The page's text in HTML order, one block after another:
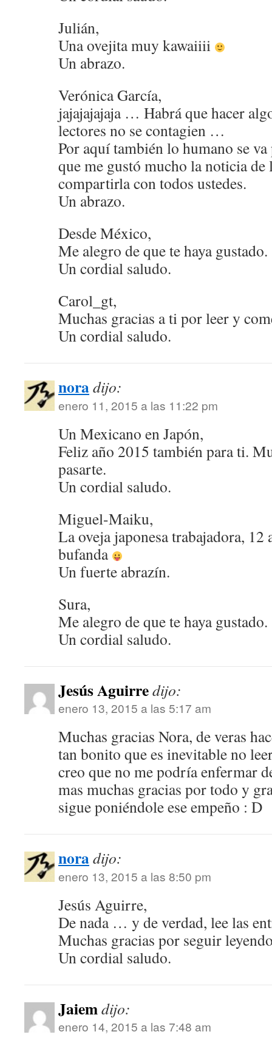
Julián,
Una ovejita muy kawaiiii
Un abrazo.
Verónica García,
jajajajajaja … Habrá que hacer
lectores no se contagien …
Por aquí también lo humano se
que me gustó mucho la noticia de
compartirla con todos ustedes.
Un abrazo.
Desde México,
Me alegro de que te haya gustado.
Un cordial saludo.
Carol_gt,
Muchas gracias a ti por leer y
Un cordial saludo.
noradijo:
enero 11, 2015 a las 11:22 pm
Un Mexicano en Japón,
Feliz año 2015 también para ti.
pasarte.
Un cordial saludo.
Miguel-Maiku,
La oveja japonesa trabajadora, 12
bufanda
Un fuerte abrazín.
Sura,
Me alegro de que te haya gustado.
Un cordial saludo.
Jesús Aguirredijo:
enero 13, 2015 a las 5:17 am
Muchas gracias Nora, de veras
tan bonito que es inevitable no
creo que no me podría enfermar
mas muchas gracias por todo y
sigue poniéndole ese empeño : D
noradijo:
enero 13, 2015 a las 8:50 pm
Jesús Aguirre,
De nada … y de verdad, lee las
Muchas gracias por seguir
Un cordial saludo.
Jaiemdijo:
enero 14, 2015 a las 7:48 am